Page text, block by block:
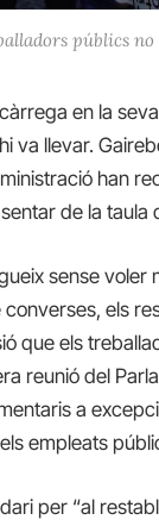
públics no
en la
va llevar.
han
de la taula
sense voler
els
que els
reunió del
a
empleats
per “al